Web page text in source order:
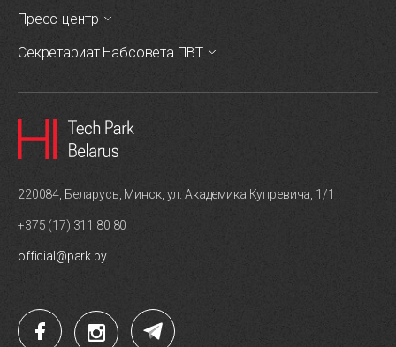
Пресс-центр
Секретариат Набсовета ПВТ
220084, Беларусь, Минск, ул. Академика Купревича, 1/1
+375 (17) 311 80 80
official@park.by